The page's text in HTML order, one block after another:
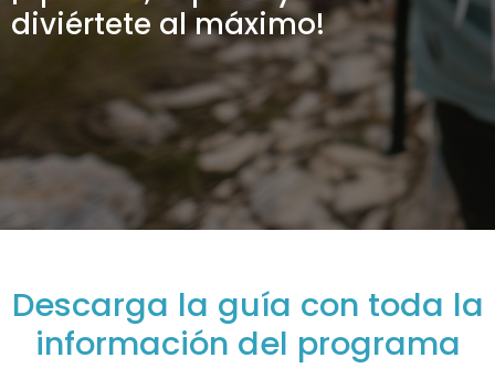
diviértete al máximo!
Descarga la guía con toda la
información del programa